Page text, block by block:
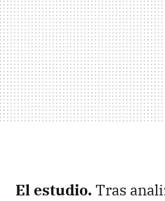
El estudio. Tras